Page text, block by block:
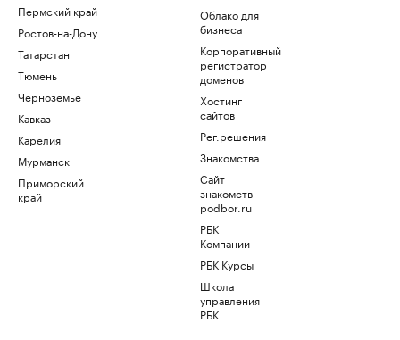
Пермский край
Ростов-на-Дону
Татарстан
Тюмень
Черноземье
Кавказ
Карелия
Мурманск
Приморский
край
Облако для
бизнеса
Корпоративный
регистратор
доменов
Хостинг
сайтов
Рег.решения
Знакомства
Сайт
знакомств
podbor.ru
РБК
Компании
РБК Курсы
Школа
управления
РБК